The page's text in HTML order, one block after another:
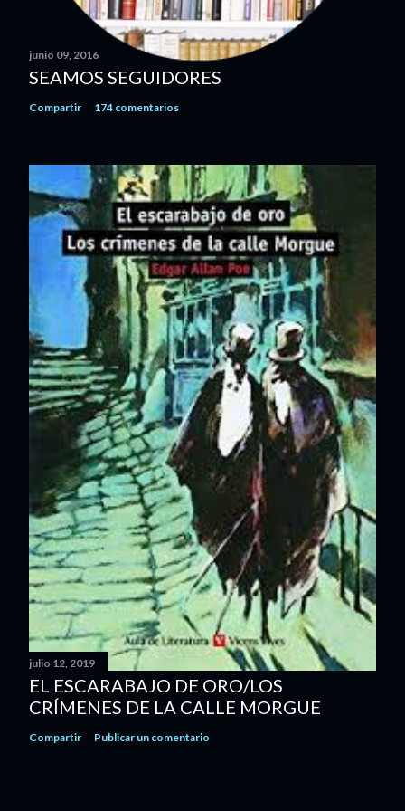
a
r
o
junio 09, 2016
SEAMOS SEGUIDORES
Compartir 174 comentarios
julio 12, 2019
EL ESCARABAJO DE ORO/LOS
CRÍMENES DE LA CALLE MORGUE
Compartir Publicar un comentario